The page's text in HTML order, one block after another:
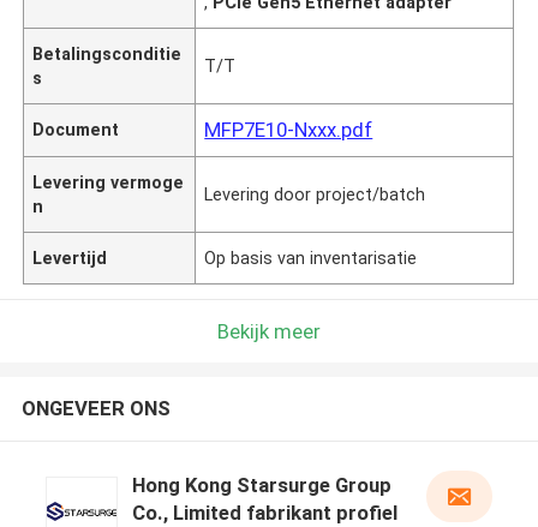
Betalingsconditie
s
T/T
Document MFP7E10-Nxxx.pdf
Levering vermoge
n
Levering door project/batch
Levertijd Op basis van inventarisatie
Bekijk meer
ONGEVEER ONS
Hong Kong Starsurge Group
Co., Limited fabrikant profiel